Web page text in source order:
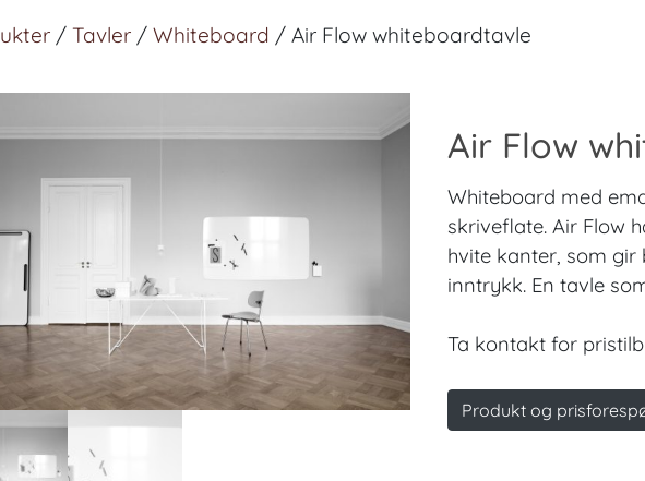
/ Tavler / Whiteboard / Air Flow whiteboardtavle
Air Flow
Whiteboard med
skriveflate. Air Flow
hvite kanter, som
inntrykk. En tavle
Ta kontakt for
Produkt og